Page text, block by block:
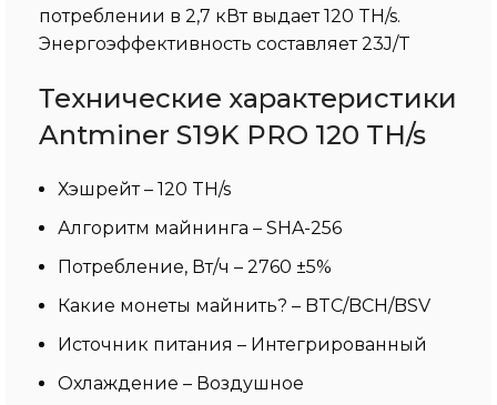
потреблении в 2,7 кВт выдает 120 TH/s.
Энергоэффективность составляет 23J/T
Технические характеристики
Antminer S19K PRO 120 TH/s
Хэшрейт – 120 TH/s
Алгоритм майнинга – SHA-256
Потребление, Вт/ч – 2760 ±5%
Какие монеты майнить? – BTC/BCH/BSV
Источник питания – Интегрированный
Охлаждение – Воздушное